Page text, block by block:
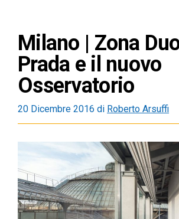
Milano | Zona
Prada e il nuovo
Osservatorio
20 Dicembre 2016 di Roberto Arsuffi